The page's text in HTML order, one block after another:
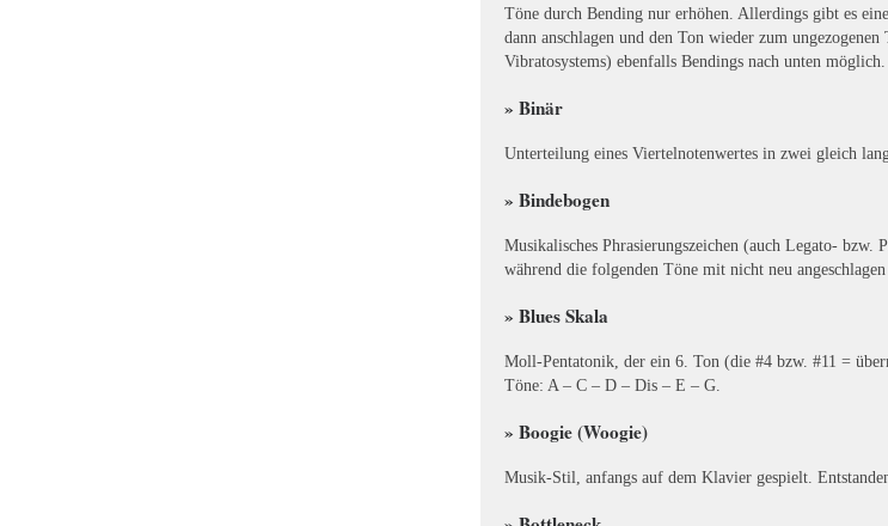
Töne durch Bending nur erhöhen. Allerdings gibt es
dann anschlagen und den Ton wieder zum
Vibratosystems) ebenfalls Bendings nach unten möglich.
» Binär
Unterteilung eines Viertelnotenwertes in zwei gleich
» Bindebogen
Musikalisches Phrasierungszeichen (auch Legato- bzw.
während die folgenden Töne mit nicht neu angeschlagen
» Blues Skala
Moll-Pentatonik, der ein 6. Ton (die #4 bzw. #11 =
Töne: A – C – D – Dis – E – G.
» Boogie (Woogie)
Musik-Stil, anfangs auf dem Klavier gespielt.